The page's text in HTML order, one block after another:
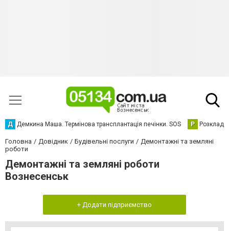
Д Демкина Маша. Термінова трансплантація печінки. SOS Р Розклад
Головна Довідник Будівельні послуги
Демонтажні та земляні
роботи
Демонтажні та земляні роботи
Вознесенськ
+ Додати підприємство